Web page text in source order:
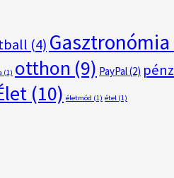
(4) Gasztronómia
(1) otthon (9) PayPal(2) pénz
(10) életmód (1) étel (1)